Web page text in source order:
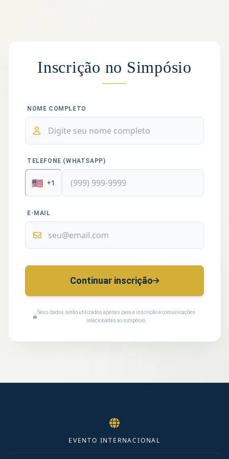
Inscrição no Simpósio
NOME COMPLETO
TELEFONE (WHATSAPP)
🇺🇸 +1
E-MAIL
Continuar inscrição
Seus dados serão utilizados apenas para a inscrição e comunicações
relacionadas ao simpósio.
EVENTO INTERNACIONAL